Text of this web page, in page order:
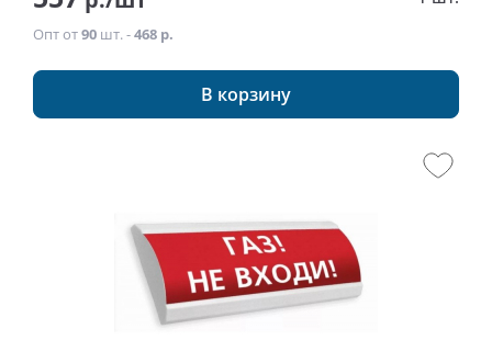
Опт от90 шт. -468 р.
В корзину